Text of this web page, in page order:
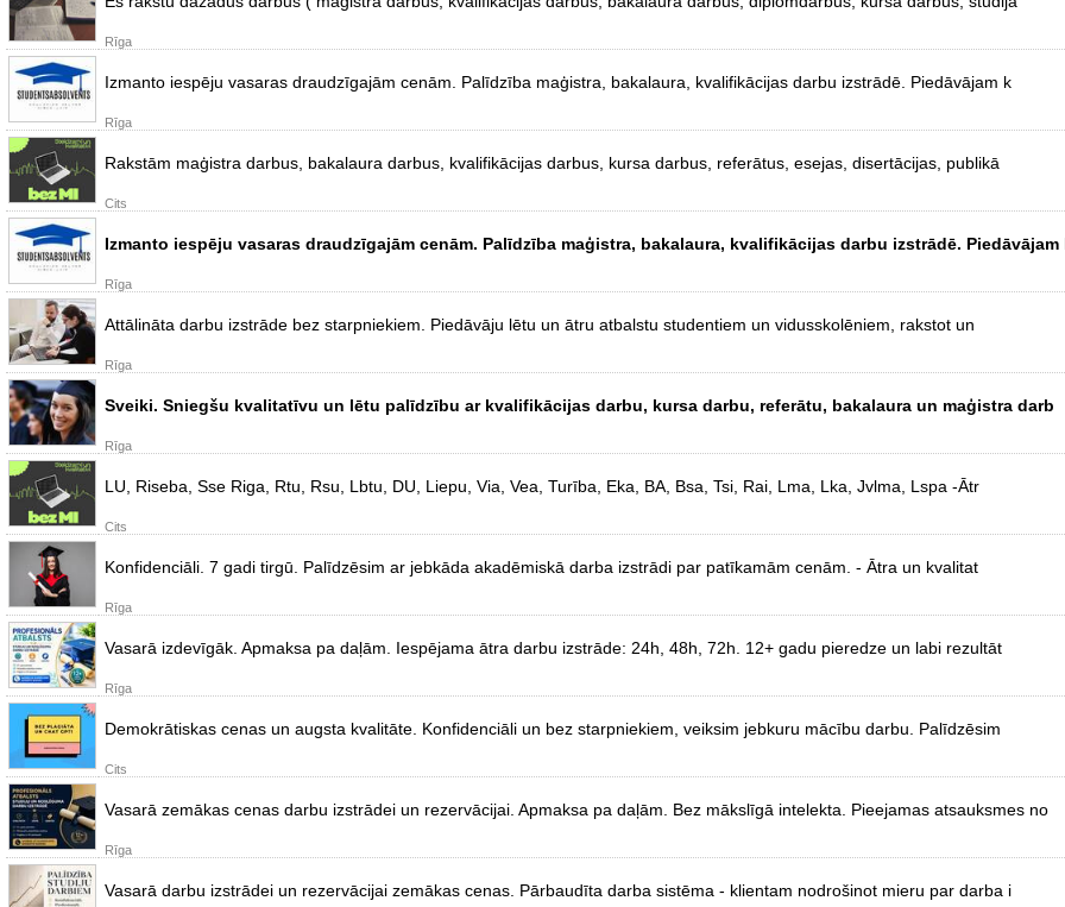
Rīga
Izmanto iespēju vasaras draudzīgajām cenām. Palīdzība maģistra, bakalaura, kvalifikācijas darbu izstrādē. Piedāvājam k
Rīga
Rakstām maģistra darbus, bakalaura darbus, kvalifikācijas darbus, kursa darbus, referātus, esejas, disertācijas, publikā
Cits
Izmanto iespēju vasaras draudzīgajām cenām. Palīdzība maģistra, bakalaura, kvalifikācijas darbu izstrādē. Piedāvājam
Rīga
Attālināta darbu izstrāde bez starpniekiem. Piedāvāju lētu un ātru atbalstu studentiem un vidusskolēniem, rakstot un
Rīga
Sveiki. Sniegšu kvalitatīvu un lētu palīdzību ar kvalifikācijas darbu, kursa darbu, referātu, bakalaura un maģistra darb
Rīga
LU, Riseba, Sse Riga, Rtu, Rsu, Lbtu, DU, Liepu, Via, Vea, Turība, Eka, BA, Bsa, Tsi, Rai, Lma, Lka, Jvlma, Lspa -Ātr
Cits
Konfidenciāli. 7 gadi tirgū. Palīdzēsim ar jebkāda akadēmiskā darba izstrādi par patīkamām cenām. - Ātra un kvalitat
Rīga
Vasarā izdevīgāk. Apmaksa pa daļām. Iespējama ātra darbu izstrāde: 24h, 48h, 72h. 12+ gadu pieredze un labi rezultāt
Rīga
Demokrātiskas cenas un augsta kvalitāte. Konfidenciāli un bez starpniekiem, veiksim jebkuru mācību darbu. Palīdzēsim
Cits
Vasarā zemākas cenas darbu izstrādei un rezervācijai. Apmaksa pa daļām. Bez mākslīgā intelekta. Pieejamas atsauksmes no
Rīga
Vasarā darbu izstrādei un rezervācijai zemākas cenas. Pārbaudīta darba sistēma - klientam nodrošinot mieru par darba i